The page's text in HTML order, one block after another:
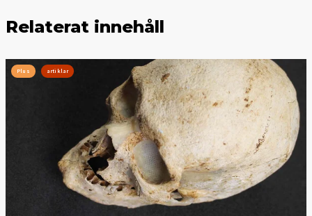
Relaterat innehåll
Plus artiklar